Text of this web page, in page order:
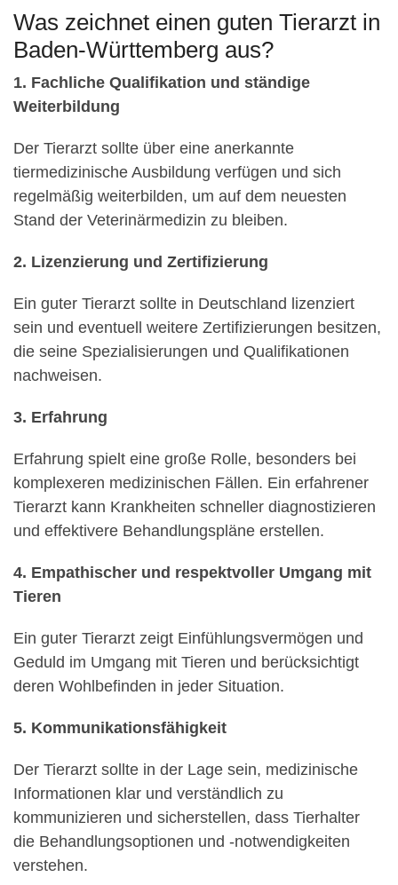
Was zeichnet einen guten Tierarzt in
Baden-Württemberg aus?
1. Fachliche Qualifikation und ständige
Weiterbildung
Der Tierarzt sollte über eine anerkannte
tiermedizinische Ausbildung verfügen und sich
regelmäßig weiterbilden, um auf dem neuesten
Stand der Veterinärmedizin zu bleiben.
2. Lizenzierung und Zertifizierung
Ein guter Tierarzt sollte in Deutschland lizenziert
sein und eventuell weitere Zertifizierungen besitzen,
die seine Spezialisierungen und Qualifikationen
nachweisen.
3. Erfahrung
Erfahrung spielt eine große Rolle, besonders bei
komplexeren medizinischen Fällen. Ein erfahrener
Tierarzt kann Krankheiten schneller diagnostizieren
und effektivere Behandlungspläne erstellen.
4. Empathischer und respektvoller Umgang mit
Tieren
Ein guter Tierarzt zeigt Einfühlungsvermögen und
Geduld im Umgang mit Tieren und berücksichtigt
deren Wohlbefinden in jeder Situation.
5. Kommunikationsfähigkeit
Der Tierarzt sollte in der Lage sein, medizinische
Informationen klar und verständlich zu
kommunizieren und sicherstellen, dass Tierhalter
die Behandlungsoptionen und -notwendigkeiten
verstehen.